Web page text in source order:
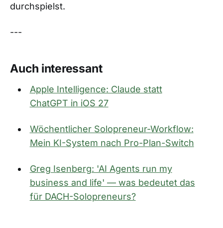
durchspielst.
---
Auch interessant
Apple Intelligence: Claude statt
ChatGPT in iOS 27
Wöchentlicher Solopreneur-Workflow:
Mein KI-System nach Pro-Plan-Switch
Greg Isenberg: 'AI Agents run my
business and life' — was bedeutet das
für DACH-Solopreneurs?